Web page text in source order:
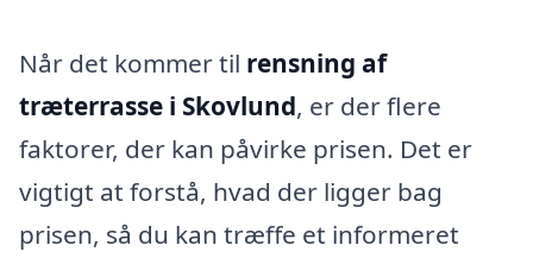
Når det kommer til rensning af
træterrasse i Skovlund, er der flere
faktorer, der kan påvirke prisen. Det er
vigtigt at forstå, hvad der ligger bag
prisen, så du kan træffe et informeret